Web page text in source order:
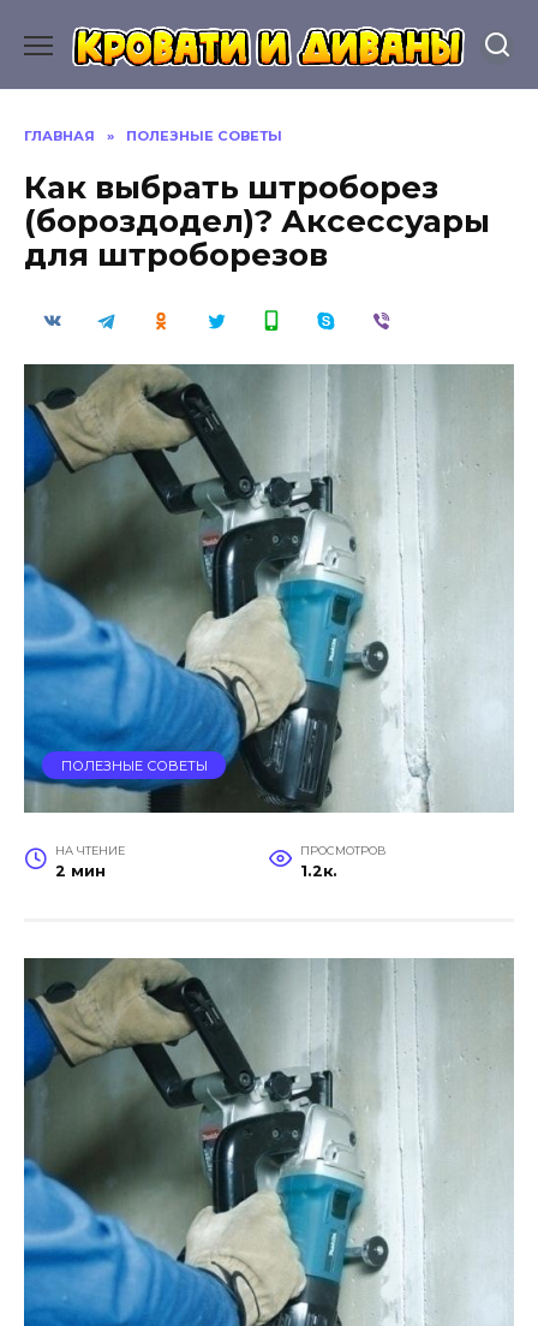
содержанию
ГЛАВНАЯ » ПОЛЕЗНЫЕ СОВЕТЫ
Как выбрать штроборез
(бороздодел)? Аксессуары
для штроборезов
ПОЛЕЗНЫЕ СОВЕТЫ
НА ЧТЕНИЕ
2 мин
ПРОСМОТРОВ
1.2к.